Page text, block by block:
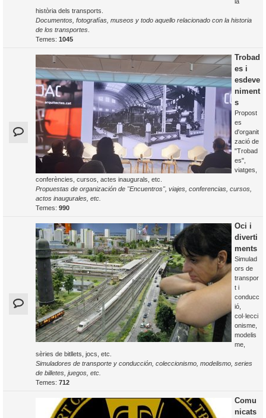
història dels transports.
Documentos, fotografías, museos y todo aquello relacionado con la historia
de los transportes
Temes: 1045
Trobad
es i
esdeve
niment
s
Propost
es
d'organit
zació de
"Trobad
es",
viatges,
conferències, cursos, actes inaugurals, etc.
Propuestas de organización de "Encuentros", viajes, conferencias, cursos,
actos inaugurales, etc.
Temes: 990
Oci i
diverti
ments
Simulad
ors de
transpor
t i
conducc
ió,
col·lecci
onisme,
modelis
me,
sèries de bitllets, jocs, etc.
Simuladores de transporte y conducción, coleccionismo, modelismo, series
de billetes, juegos, etc.
Temes: 712
Comu
nicats